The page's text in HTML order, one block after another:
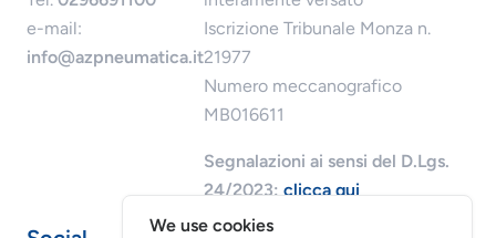
e-mail:
info@azpneumatica.it
Iscrizione Tribunale Monza n.
21977
Numero meccanografico
MB016611
Segnalazioni ai sensi del D.Lgs.
24/2023:clicca qui
We use cookies